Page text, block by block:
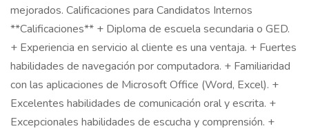
mejorados. Calificaciones para Candidatos Internos
**Calificaciones** + Diploma de escuela secundaria o GED.
+ Experiencia en servicio al cliente es una ventaja. + Fuertes
habilidades de navegación por computadora. + Familiaridad
con las aplicaciones de Microsoft Office (Word, Excel). +
Excelentes habilidades de comunicación oral y escrita. +
Excepcionales habilidades de escucha y comprensión. +